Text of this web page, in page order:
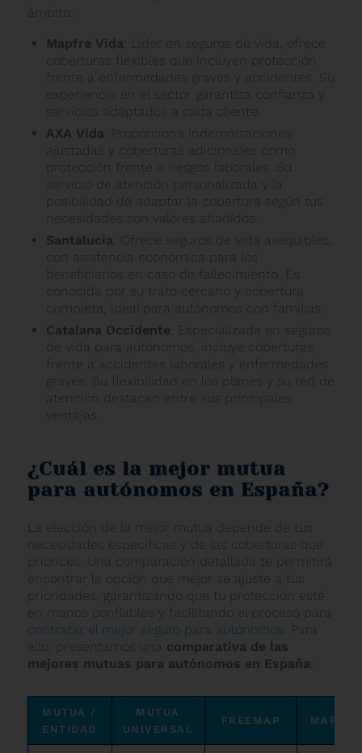
ámbito:
Mapfre Vida: Líder en seguros de vida, ofrece
coberturas flexibles que incluyen protección
frente a enfermedades graves y accidentes. Su
experiencia en el sector garantiza confianza y
servicios adaptados a cada cliente.
AXA Vida: Proporciona indemnizaciones
ajustadas y coberturas adicionales como
protección frente a riesgos laborales. Su
servicio de atención personalizada y la
posibilidad de adaptar la cobertura según tus
necesidades son valores añadidos.
Santalucía: Ofrece seguros de vida asequibles,
con asistencia económica para los
beneficiarios en caso de fallecimiento. Es
conocida por su trato cercano y cobertura
completa, ideal para autónomos con familias.
Catalana Occidente : Especializada en seguros
de vida para autónomos, incluye coberturas
frente a accidentes laborales y enfermedades
graves. Su flexibilidad en los planes y su red de
atención destacan entre sus principales
ventajas.
¿Cuál es la mejor mutua
para autónomos en España?
La elección de la mejor mutua depende de tus
necesidades específicas y de las coberturas que
priorices. Una comparación detallada te permitirá
encontrar la opción que mejor se ajuste a tus
prioridades, garantizando que tu protección esté
en manos confiables y facilitando el proceso para
contratar el mejor seguro para autónomos. Para
ello, presentamos una comparativa de las
mejores mutuas para autónomos en España:
MUTUA /
ENTIDAD
MUTUA
UNIVERSAL
FREEMAP MAPFRE